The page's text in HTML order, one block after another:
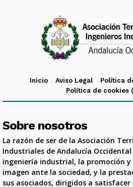
Inicio Aviso Legal
Política
Política de cookies
Sobre nosotros
La razón de ser de la Asociación
Industriales de Andalucía
ingeniería industrial, la promoción
imagen ante la sociedad, y la
sus asociados, dirigidos a satisfacer